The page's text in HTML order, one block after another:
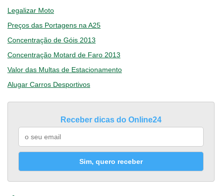
Legalizar Moto
Preços das Portagens na A25
Concentração de Góis 2013
Concentração Motard de Faro 2013
Valor das Multas de Estacionamento
Alugar Carros Desportivos
Receber dicas do Online24
Sim, quero receber